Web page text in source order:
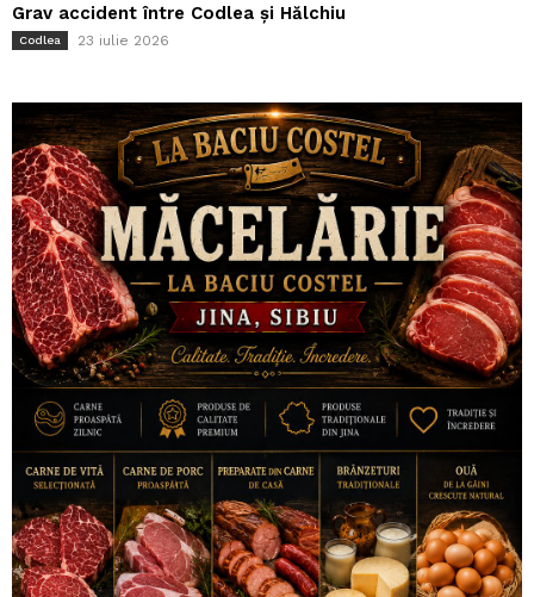
Grav accident între Codlea și Hălchiu
Codlea 23 iulie 2026